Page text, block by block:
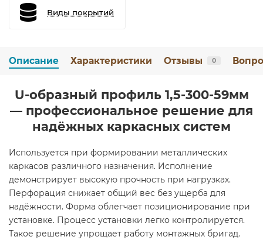
Виды покрытий
Описание Характеристики Отзывы 0
U-образный профиль 1,5-300-59мм
— профессиональное решение для
надёжных каркасных систем
Используется при формировании металлических
каркасов различного назначения. Исполнение
демонстрирует высокую прочность при нагрузках.
Перфорация снижает общий вес без ущерба для
надёжности. Форма облегчает позиционирование при
установке. Процесс установки легко контролируется.
Такое решение упрощает работу монтажных бригад.